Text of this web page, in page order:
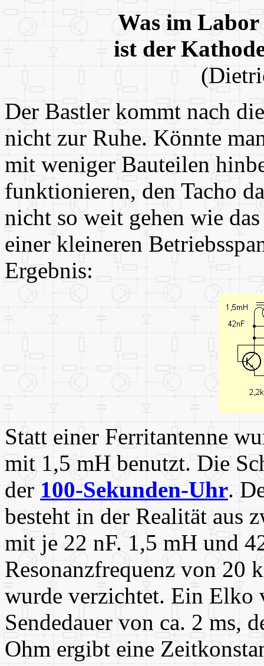
Was im
ist der
Der Bastler kommt nach
nicht zur Ruhe. Könnte
mit weniger Bauteilen
funktionieren, den Tacho
nicht so weit gehen wie
einer kleineren
Ergebnis:
Statt einer Ferritantenne
mit 1,5 mH benutzt. Die
der 100-Sekunden-Uhr.
besteht in der Realität aus
mit je 22 nF. 1,5 mH und
Resonanzfrequenz von 20
wurde verzichtet. Ein Elko
Sendedauer von ca. 2 ms,
Ohm ergibt eine